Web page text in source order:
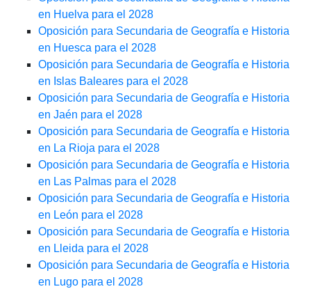
en Huelva para el 2028
Oposición para Secundaria de Geografía e Historia
en Huesca para el 2028
Oposición para Secundaria de Geografía e Historia
en Islas Baleares para el 2028
Oposición para Secundaria de Geografía e Historia
en Jaén para el 2028
Oposición para Secundaria de Geografía e Historia
en La Rioja para el 2028
Oposición para Secundaria de Geografía e Historia
en Las Palmas para el 2028
Oposición para Secundaria de Geografía e Historia
en León para el 2028
Oposición para Secundaria de Geografía e Historia
en Lleida para el 2028
Oposición para Secundaria de Geografía e Historia
en Lugo para el 2028